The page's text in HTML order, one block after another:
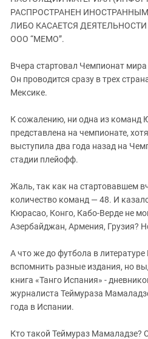
Дагестан
Ингушетия
Калмыкия
Карачаево-Черкесия
Нагорный Карабах
Российская Федерация
Ростовская область
СКФО
Ставропольский край
Южная Осетия
Южный Кавказ
ЮФО
РАСПРОСТРАНЕН
ЛИБО КАСАЕТСЯ
ООО “МЕМО”.
Вчера стартовал Чемпионат мира
Он проводится сразу в трех
Мексике.
К сожалению, ни одна из команд
представлена на чемпионате,
выступила два года назад на
стадии плейофф.
Жаль, так как на стартовавшем
количество команд — 48. И
Кюрасао, Конго, Кабо-Верде не
Азербайджан, Армения, Грузия?
А что же до футбола в
вспомнить разные издания, но
книга «Танго Испания» -
журналиста Теймураза
года в Испании.
Кто такой Теймураз Мамаладзе?